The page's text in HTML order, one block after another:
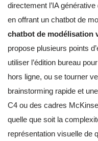
directement l’IA
en offrant un chatbot de
chatbot de modélisation
propose plusieurs points
utiliser l’édition bureau
hors ligne, ou se tourner
brainstorming rapide et
C4 ou des cadres
quelle que soit la
représentation visuelle de